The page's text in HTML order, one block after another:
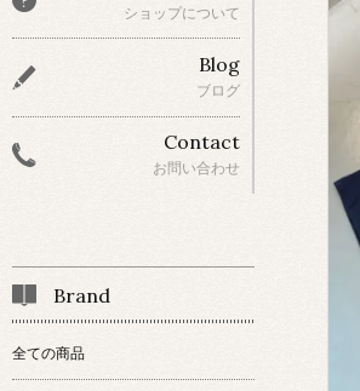
ショップについて
Blog
ブログ
Contact
お問い合わせ
Brand
全ての商品